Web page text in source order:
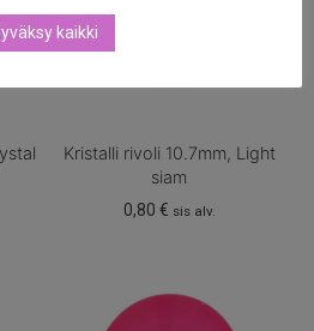
Kristalli rivoli 10.7mm, Light
siam
0,80 € sis alv.
kaikki